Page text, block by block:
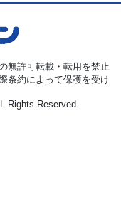
無許可転載・転用を禁止
条約によって保護を受け
Rights Reserved.